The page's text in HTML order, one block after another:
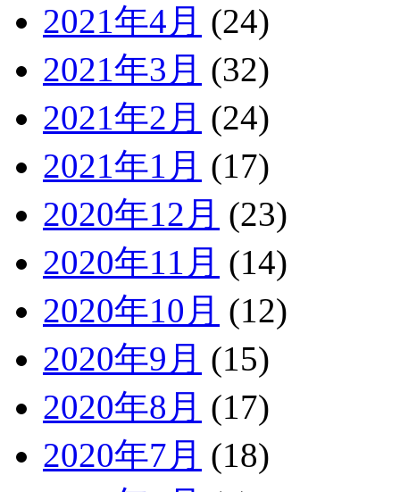
2021年4月 (24)
2021年3月 (32)
2021年2月 (24)
2021年1月 (17)
2020年12月 (23)
2020年11月 (14)
2020年10月 (12)
2020年9月 (15)
2020年8月 (17)
2020年7月 (18)